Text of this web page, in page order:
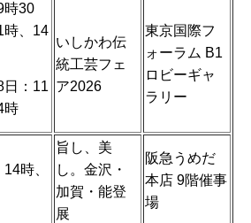
時30
時、14
日：11
時
いしかわ伝
統工芸フェ
ア2026
東京国際フ
ォーラム B1
ロビーギャ
ラリー
時、
旨し、美
し。金沢・
加賀・能登
展
阪急うめだ
本店 9階催事
場